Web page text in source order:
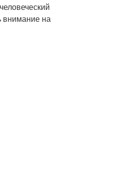
внимание на